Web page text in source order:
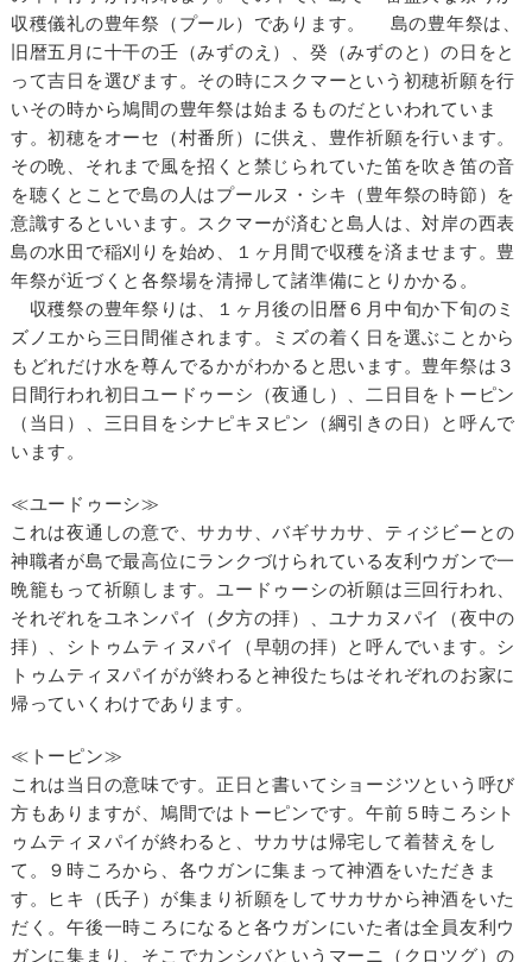
収穫儀礼の豊年祭（プール）であります。 島の豊年祭は、
旧暦五月に十干の壬（みずのえ）、癸（みずのと）の日をと
って吉日を選びます。その時にスクマーという初穂祈願を行
いその時から鳩間の豊年祭は始まるものだといわれていま
す。初穂をオーセ（村番所）に供え、豊作祈願を行います。
その晩、それまで風を招くと禁じられていた笛を吹き笛の音
を聴くとことで島の人はプールヌ・シキ（豊年祭の時節）を
意識するといいます。スクマーが済むと島人は、対岸の西表
島の水田で稲刈りを始め、１ヶ月間で収穫を済ませます。豊
年祭が近づくと各祭場を清掃して諸準備にとりかかる。
収穫祭の豊年祭りは、１ヶ月後の旧暦６月中旬か下旬のミ
ズノエから三日間催されます。ミズの着く日を選ぶことから
もどれだけ水を尊んでるかがわかると思います。豊年祭は３
日間行われ初日ユードゥーシ（夜通し）、二日目をトーピン
（当日）、三日目をシナピキヌピン（綱引きの日）と呼んで
います。
≪ユードゥーシ≫
これは夜通しの意で、サカサ、バギサカサ、ティジビーとの
神職者が島で最高位にランクづけられている友利ウガンで一
晩籠もって祈願します。ユードゥーシの祈願は三回行われ、
それぞれをユネンパイ（夕方の拝）、ユナカヌパイ（夜中の
拝）、シトゥムティヌパイ（早朝の拝）と呼んでいます。シ
トゥムティヌパイがが終わると神役たちはそれぞれのお家に
帰っていくわけであります。
≪トーピン≫
これは当日の意味です。正日と書いてショージツという呼び
方もありますが、鳩間ではトーピンです。午前５時ころシト
ゥムティヌパイが終わると、サカサは帰宅して着替えをし
て。９時ころから、各ウガンに集まって神酒をいただきま
す。ヒキ（氏子）が集まり祈願をしてサカサから神酒をいた
だく。午後一時ころになると各ウガンにいた者は全員友利ウ
ガンに集まり、そこでカンシバというマーニ（クロツグ）の